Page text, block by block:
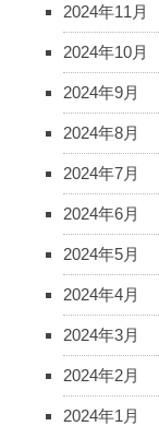
2024年11月
2024年10月
2024年9月
2024年8月
2024年7月
2024年6月
2024年5月
2024年4月
2024年3月
2024年2月
2024年1月